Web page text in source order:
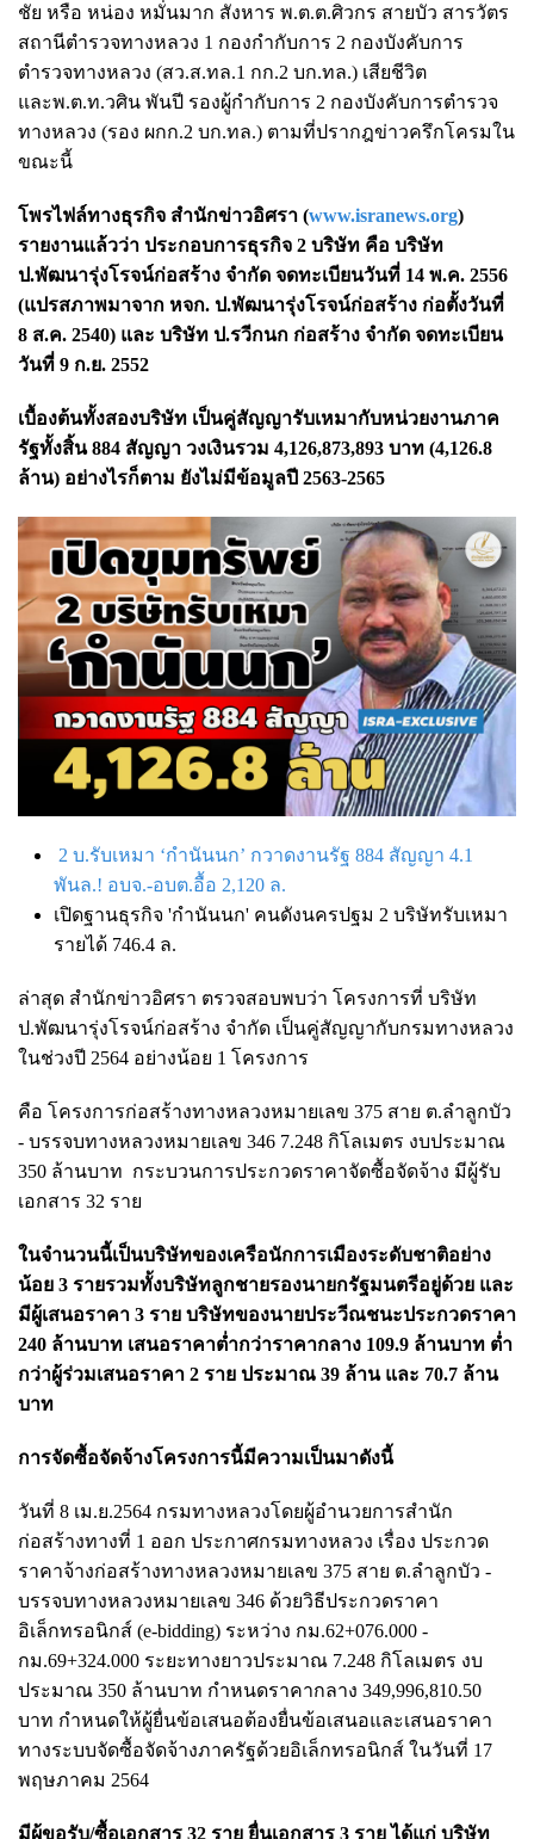
ชัย หรือ หน่อง หมั่นมาก สังหาร พ.ต.ต.ศิวกร สายบัว สารวัตร
สถานีตำรวจทางหลวง 1 กองกำกับการ 2 กองบังคับการ
ตำรวจทางหลวง (สว.ส.ทล.1 กก.2 บก.ทล.) เสียชีวิต
และพ.ต.ท.วศิน พันปี รองผู้กำกับการ 2 กองบังคับการตำรวจ
ทางหลวง (รอง ผกก.2 บก.ทล.) ตามที่ปรากฎข่าวครึกโครมใน
ขณะนี้
โพรไฟล์ทางธุรกิจ สำนักข่าวอิศรา (www.isranews.org)
รายงานแล้วว่า ประกอบการธุรกิจ 2 บริษัท คือ บริษัท
ป.พัฒนารุ่งโรจน์ก่อสร้าง จำกัด จดทะเบียนวันที่ 14 พ.ค. 2556
(แปรสภาพมาจาก หจก. ป.พัฒนารุ่งโรจน์ก่อสร้าง ก่อตั้งวันที่
8 ส.ค. 2540) และ บริษัท ป.รวีกนก ก่อสร้าง จำกัด จดทะเบียน
วันที่ 9 ก.ย. 2552
เบื้องต้นทั้งสองบริษัท เป็นคู่สัญญารับเหมากับหน่วยงานภาค
รัฐทั้งสิ้น 884 สัญญา วงเงินรวม 4,126,873,893 บาท (4,126.8
ล้าน) อย่างไรก็ตาม ยังไม่มีข้อมูลปี 2563-2565
2 บ.รับเหมา ‘กำนันนก’ กวาดงานรัฐ 884 สัญญา 4.1
พันล.! อบจ.-อบต.อื้อ 2,120 ล.
เปิดฐานธุรกิจ 'กำนันนก' คนดังนครปฐม 2 บริษัทรับเหมา
รายได้ 746.4 ล.
ล่าสุด สำนักข่าวอิศรา ตรวจสอบพบว่า โครงการที่ บริษัท
ป.พัฒนารุ่งโรจน์ก่อสร้าง จำกัด เป็นคู่สัญญากับกรมทางหลวง
ในช่วงปี 2564 อย่างน้อย 1 โครงการ
คือ โครงการก่อสร้างทางหลวงหมายเลข 375 สาย ต.ลำลูกบัว
- บรรจบทางหลวงหมายเลข 346 7.248 กิโลเมตร งบประมาณ
350 ล้านบาท กระบวนการประกวดราคาจัดซื้อจัดจ้าง มีผู้รับ
เอกสาร 32 ราย
ในจำนวนนี้เป็นบริษัทของเครือนักการเมืองระดับชาติอย่าง
น้อย 3 รายรวมทั้งบริษัทลูกชายรองนายกรัฐมนตรีอยู่ด้วย และ
มีผู้เสนอราคา 3 ราย บริษัทของนายประวีณชนะประกวดราคา
240 ล้านบาท เสนอราคาต่ำกว่าราคากลาง 109.9 ล้านบาท ต่ำ
กว่าผู้ร่วมเสนอราคา 2 ราย ประมาณ 39 ล้าน และ 70.7 ล้าน
บาท
การจัดซื้อจัดจ้างโครงการนี้มีความเป็นมาดังนี้
วันที่ 8 เม.ย.2564 กรมทางหลวงโดยผู้อำนวยการสำนัก
ก่อสร้างทางที่ 1 ออก ประกาศกรมทางหลวง เรื่อง ประกวด
ราคาจ้างก่อสร้างทางหลวงหมายเลข 375 สาย ต.ลำลูกบัว -
บรรจบทางหลวงหมายเลข 346 ด้วยวิธีประกวดราคา
อิเล็กทรอนิกส์ (e-bidding) ระหว่าง กม.62+076.000 -
กม.69+324.000 ระยะทางยาวประมาณ 7.248 กิโลเมตร งบ
ประมาณ 350 ล้านบาท กำหนดราคากลาง 349,996,810.50
บาท กำหนดให้ผู้ยื่นข้อเสนอต้องยื่นข้อเสนอและเสนอราคา
ทางระบบจัดซื้อจัดจ้างภาครัฐด้วยอิเล็กทรอนิกส์ ในวันที่ 17
พฤษภาคม 2564
มีผู้ขอรับ/ซื้อเอกสาร 32 ราย ยื่นเอกสาร 3 ราย ได้แก่ บริษัท